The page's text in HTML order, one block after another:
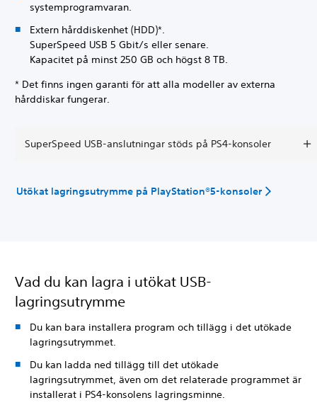
systemprogramvaran.
Extern hårddiskenhet (HDD)*.
SuperSpeed USB 5 Gbit/s eller senare.
Kapacitet på minst 250 GB och högst 8 TB.
* Det finns ingen garanti för att alla modeller av externa
hårddiskar fungerar.
SuperSpeed USB-anslutningar stöds på PS4-konsoler
Utökat lagringsutrymme på PlayStation®5-konsoler
Vad du kan lagra i utökat USB-
lagringsutrymme
Du kan bara installera program och tillägg i det utökade
lagringsutrymmet.
Du kan ladda ned tillägg till det utökade
lagringsutrymmet, även om det relaterade programmet är
installerat i PS4-konsolens lagringsminne.